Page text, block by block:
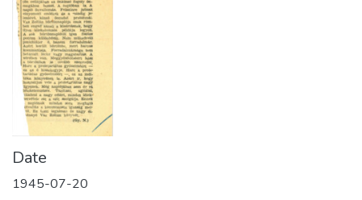
Date
1945-07-20